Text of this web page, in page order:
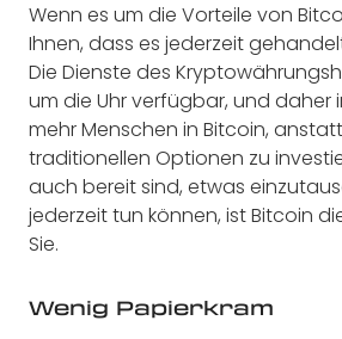
Wenn es um die Vorteile von
Ihnen, dass es jederzeit
Die Dienste des
um die Uhr verfügbar, und daher
mehr Menschen in Bitcoin,
traditionellen Optionen zu
auch bereit sind, etwas
jederzeit tun können, ist Bitcoin
Sie.
Wenig Papierkram